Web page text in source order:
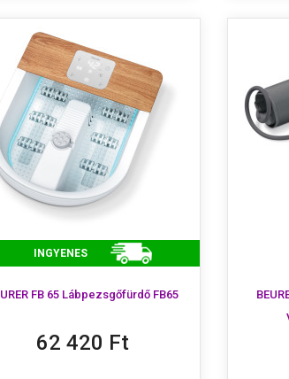
INGYENES
FB 65 Lábpezsgőfürdő FB65
62 420 Ft